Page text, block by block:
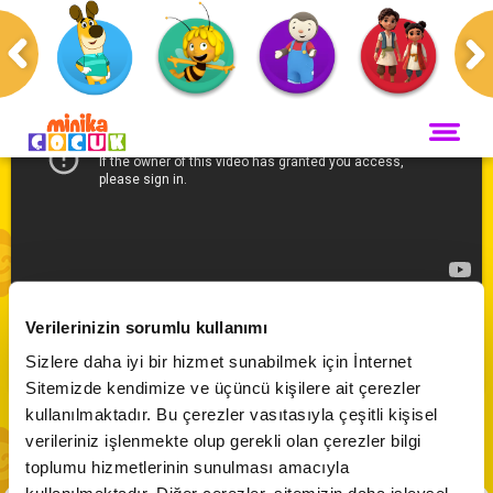
Verilerinizin sorumlu kullanımı
Sizlere daha iyi bir hizmet sunabilmek için İnternet
Sitemizde kendimize ve üçüncü kişilere ait çerezler
kullanılmaktadır. Bu çerezler vasıtasıyla çeşitli kişisel
verileriniz işlenmekte olup gerekli olan çerezler bilgi
toplumu hizmetlerinin sunulması amacıyla
ANA SAYFA
Maceracı Yüzgeçler
Bi' Adada Bi' Arada
Arı Maya
Çupi
Akika ve Sahara
VİDEO
CANLI YAYIN
Anasayfa
Ayıcık Bombo 🧸| Bombo Büyüyor
Abone Ol